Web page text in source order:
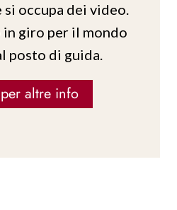
occupa dei video.
in giro per il mondo
posto di guida.
altre info